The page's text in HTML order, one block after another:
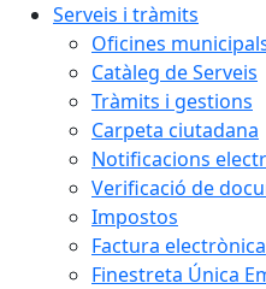
Serveis i tràmits
Oficines
Catàleg de Serveis
Tràmits i gestions
Carpeta ciutadana
Notificacions
Verificació de
Impostos
Factura electrònica
Finestreta Única